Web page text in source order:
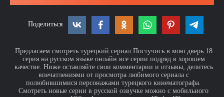
Поделиться
Предлагаем смотреть турецкий сериал Постучись в мою дверь 18
серия на русском языке онлайн все серии подряд в хорошем
качестве. Ниже оставляйте свои комментарии и отзывы, делитесь
впечатлениями от просмотра любимого сериала с
полюбившимися персонажами турецкого кинематографа.
Смотреть новые серии в русской озвучке можно с мобильного